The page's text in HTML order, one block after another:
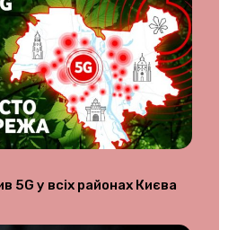
5G у всіх районах Києва